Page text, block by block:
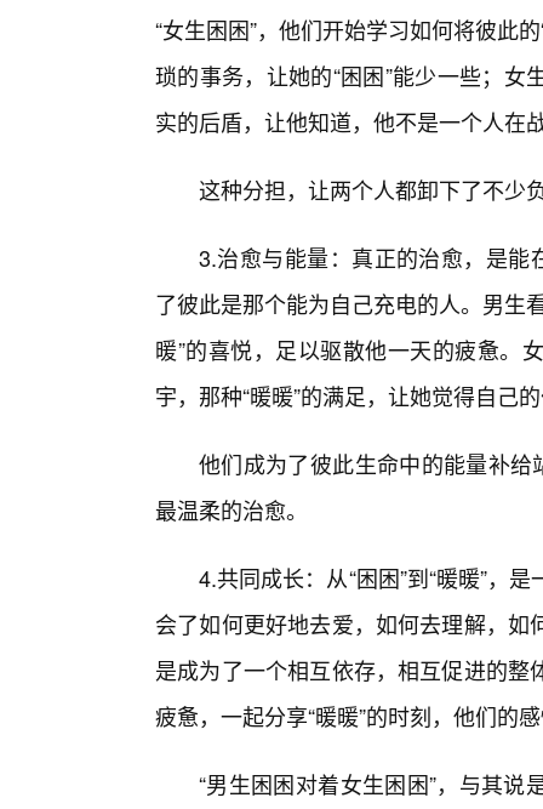
“女生困困”，他们开始学习如何将彼此
琐的事务，让她的“困困”能少一些；
实的后盾，让他知道，他不是一个人在
这种分担，让两个人都卸下了不少
3.治愈与能量：真正的治愈，是能
了彼此是那个能为自己充电的人。男生
暖”的喜悦，足以驱散他一天的疲惫。
宇，那种“暖暖”的满足，让她觉得自己
他们成为了彼此生命中的能量补给
最温柔的治愈。
4.共同成长：从“困困”到“暖暖”，
会了如何更好地去爱，如何去理解，
是成为了一个相互依存，相互促进的
疲惫，一起分享“暖暖”的时刻，他们的
“男生困困对着女生困困”，与其